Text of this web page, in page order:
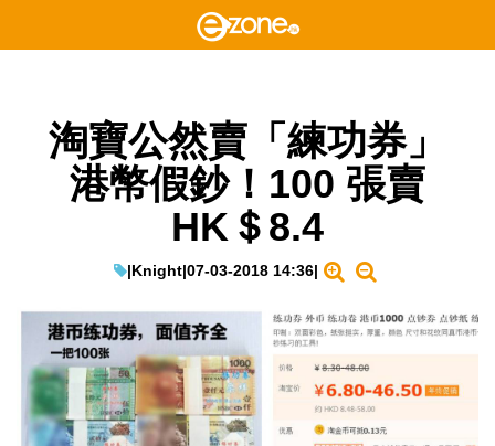
淘寶公然賣「練功券」
港幣假鈔！100 張賣
HK＄8.4
|Knight|07-03-2018 14:36|